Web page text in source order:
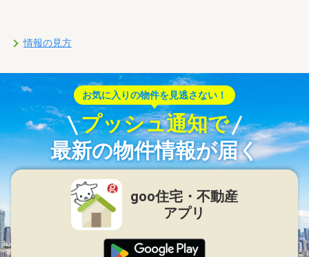
情報の見方
お気に入りの物件を見逃さない！
プッシュ通知で
最新の物件情報が届く
goo住宅・不動産
アプリ